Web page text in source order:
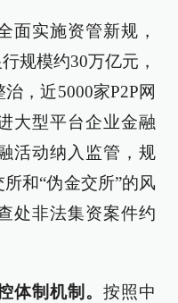
面实施资管新规，
规模约30万亿元，
，近5000家P2P网
大型平台企业金融
活动纳入监管，规
和“伪金交所”的风
处非法集资案件约
体制机制。按照中